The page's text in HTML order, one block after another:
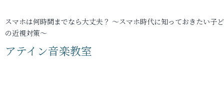
スマホは何時間までなら大丈夫？ ～スマホ時代に知っておきたい子
の近視対策～
アテイン音楽教室